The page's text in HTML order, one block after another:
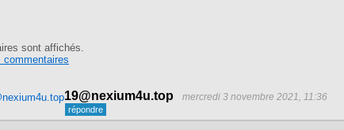
sont affichés.
19@nexium4u.top mercredi 3 novembre 2021, 11:36